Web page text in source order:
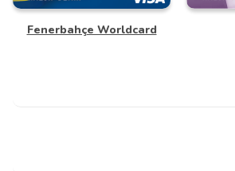
Fenerbahçe Worldcard